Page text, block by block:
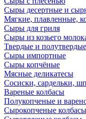
Сыры десертные и
Мягкие, плавленные,
Сыры для гриля
Сыры из козьего
Твердые и
Сыры импортные
Сыры копчёные
Мясные деликатесы
Сосиски, сардельки,
Вареные колбасы
Полукопченые и
Сырокопченые колбасы